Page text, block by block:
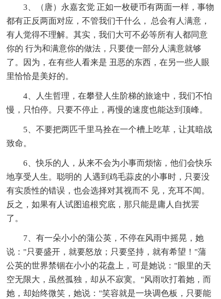
3、（唐）永嘉玄觉 正如一枚硬币有两面一样，事物
都有正反两面对应，不管我们干什么， 总会有人满意，
有人觉得不理解。其实，我们大可不必等所有人都同意
你的 行为和满意你的做法，只要使一部分人满意就够
了。因为，在有些人看来是 丑恶的东西，在另一些人眼
里恰恰是美好的。
4、人生哲理，在攀登人生阶梯的旅途中，我们不怕
慢，只怕停。只要不停止，再慢的速度也能达到顶峰。
5、不要把两匹千里马拴在一个槽上吃草，让其暗战
致命。
6、快乐的人，从来不会为小事而烦恼，他们会快乐
地享受人生。聪明的 人遇到鸡毛蒜皮的小事时，只要没
有实质性的错误，也会选择对其视而不 见，充耳不闻。
反之，如果有人试图追根究底，那只能是庸人自扰罢
了。
7、有一朵小小的蒲公英，不停在风雨中摇晃，她
说："只要盛开，就要怒放；只要坚持，就有希望！"蒲
公英的世界禁锢在小小的花盘上，可是她说："眼里的天
空无限大，虽然孤独，却从不寂寞。"风雨吹打着她，而
她，却始终微笑，她说："笑容就是一块调色板，只要能